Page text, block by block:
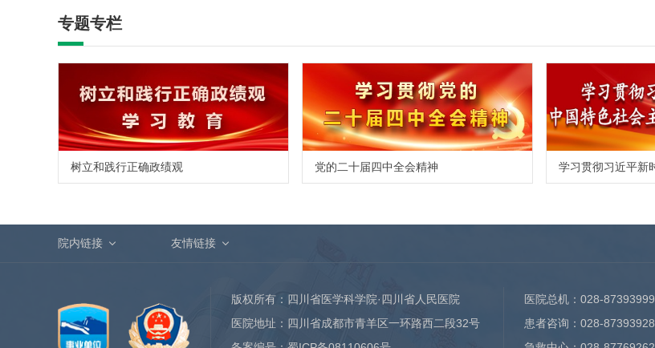
专题专栏
树立和践行正确政绩观 党的二十届四中全会精神
院内链接 友情链接
版权所有：四川省医学科学院·四川省人民医院
医院地址：四川省成都市青羊区一环路西二段32号
医院总机： 028-87393999
患者咨询： 028-87393928